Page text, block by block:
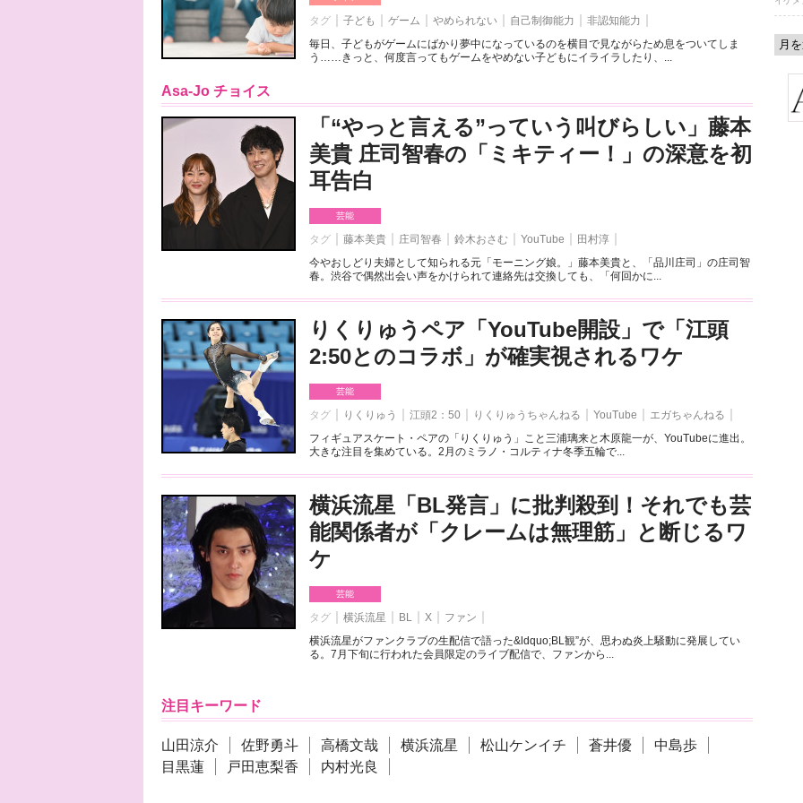
タグ 子ども ゲーム やめられない 自己制御能力
非認知能力
毎日、子どもがゲームにばかり夢中になっているのを横目で見ながらため息をついてしま
う……きっと、何度言ってもゲームをやめない子どもにイライラしたり、...
Asa-Jo チョイス
「“やっと言える”っていう叫びらしい」藤本
美貴 庄司智春の「ミキティー！」の深意を初
耳告白
芸能
タグ 藤本美貴 庄司智春 鈴木おさむ YouTube
田村淳
今やおしどり夫婦として知られる元「モーニング娘。」藤本美貴と、「品川庄司」の庄司智
春。渋谷で偶然出会い声をかけられて連絡先は交換しても、「何回かに...
りくりゅうペア「YouTube開設」で「江頭
2:50とのコラボ」が確実視されるワケ
芸能
タグ りくりゅう 江頭2：50 りくりゅうちゃんねる YouTube
エガちゃんねる
フィギュアスケート・ペアの「りくりゅう」こと三浦璃来と木原龍一が、YouTubeに進出。
大きな注目を集めている。2月のミラノ・コルティナ冬季五輪で...
横浜流星「BL発言」に批判殺到！それでも芸
能関係者が「クレームは無理筋」と断じるワ
ケ
芸能
タグ 横浜流星 BL X
ファン
横浜流星がファンクラブの生配信で語った&ldquo;BL観”が、思わぬ炎上騒動に発展してい
る。7月下旬に行われた会員限定のライブ配信で、ファンから...
注目キーワード
山田涼介 佐野勇斗 高橋文哉 横浜流星 松山ケンイチ 蒼井優
中島歩
目黒蓮
戸田恵梨香 内村光良